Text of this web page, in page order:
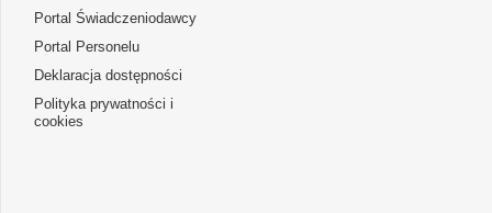
Portal Świadczeniodawcy
Portal Personelu
Deklaracja dostępności
Polityka prywatności i
cookies